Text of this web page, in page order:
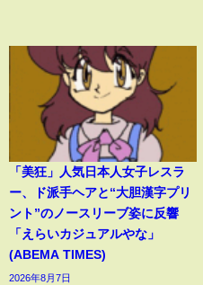
「美狂」人気日本人女子レスラ
ー、ド派手ヘアと“大胆漢字プリ
ント”のノースリーブ姿に反響
「えらいカジュアルやな」
(ABEMA TIMES)
2026年8月7日